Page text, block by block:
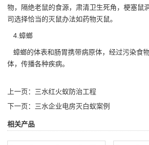
物，隔绝老鼠的食源，肃清卫生死角，梗塞鼠
司选择恰当的灭鼠办法如药物灭鼠。
4.蟑螂
蟑螂的体表和肠胃携带病原体，经过污染食
体，传播各种疾病。
上一页： 三水红火蚁防治工程
下一页： 三水企业电房灭白蚁案例
相关产品